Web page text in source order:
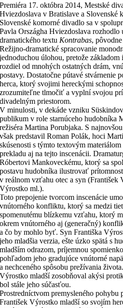
Premiéra 17. októbra 2014, Mestské
Hviezdoslava v Bratislave a Slovenské
Slovenské komorné divadlo sa v
Pavla Országha Hviezdoslava
dramatického textu Kontrabas,
Režijno-dramatické spracovanie
jednoduchou úlohou, pretože základom
rozdiel od mnohých ostatných drám,
postavy. Dostatočne pútavé stvárnenie
herca, ktorý svojimi hereckými
zrozumiteľne tlmočiť a vyplní svojou
divadelným priestorom.
V minulosti, v dekáde vzniku
publikum v role starnúceho hudobníka
režiséra Martina Porubjaka. S
však predstavil Roman Polák, hoci
skúsenosti s týmto textovým
prekladu aj na tejto inscenácii.
Róbertovi Mankoveckému, ktorý sa
postavu hudobníka ilustrovať
v reálnom vzťahu otec a syn (František
Výrostko ml.).
Toto prepojenie tvorcom inscenácie
vnútorného konfliktu, ktorý sa medzi
spomenutému blízkemu vzťahu, ktorý
okrem vnútorného aj (generačný)
a čo by mohlo byť. Syn Františka
jeho mladšia verzia, ešte úzko spätá s
mladším odrazom, príjemnou
pohľadom jeho gradujúce vnútorné
a nechceného spôsobu prežívania
Výrostko mladší zosobňoval akýsi
bol stále jeho súčasťou.
Prostredníctvom premysleného
František Výrostko mladší so svojím